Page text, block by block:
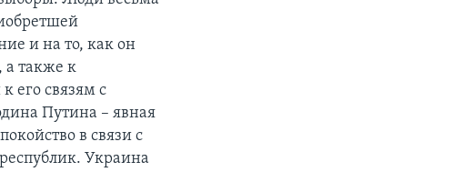
и на то, как он
а также к
его связям с
Путина – явная
в связи с
Украина